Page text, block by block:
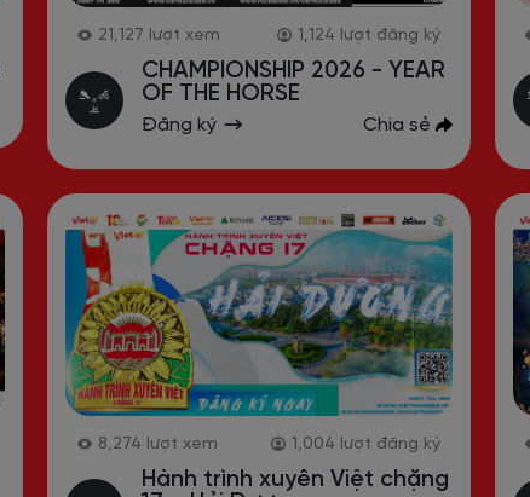
21,127 lượt xem 1,124 lượt đăng ký
CHAMPIONSHIP 2026 - YEAR
OF THE HORSE
Đăng ký Chia sẻ
8,274 lượt xem 1,004 lượt đăng ký
Hành trình xuyên Việt chặng